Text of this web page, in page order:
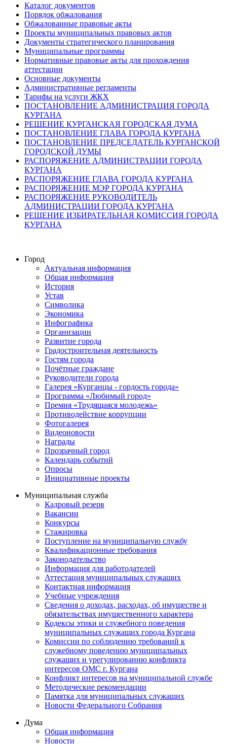
Каталог документов
Порядок обжалования
Обжалованные правовые акты
Проекты муниципальных правовых актов
Документы стратегического планирования
Муниципальные программы
Нормативные правовые акты для прохождения
аттестации
Основные документы
Административные регламенты
Тарифы на услуги ЖКХ
ПОСТАНОВЛЕНИЕ АДМИНИСТРАЦИЯ ГОРОДА
КУРГАНА
РЕШЕНИЕ КУРГАНСКАЯ ГОРОДСКАЯ ДУМА
ПОСТАНОВЛЕНИЕ ГЛАВА ГОРОДА КУРГАНА
ПОСТАНОВЛЕНИЕ ПРЕДСЕДАТЕЛЬ КУРГАНСКОЙ
ГОРОДСКОЙ ДУМЫ
РАСПОРЯЖЕНИЕ АДМИНИСТРАЦИИ ГОРОДА
КУРГАНА
РАСПОРЯЖЕНИЕ ГЛАВА ГОРОДА КУРГАНА
РАСПОРЯЖЕНИЕ МЭР ГОРОДА КУРГАНА
РАСПОРЯЖЕНИЕ РУКОВОДИТЕЛЬ
АДМИНИСТРАЦИИ ГОРОДА КУРГАНА
РЕШЕНИЕ ИЗБИРАТЕЛЬНАЯ КОМИССИЯ ГОРОДА
КУРГАНА
Город
Актуальная информация
Общая информация
История
Устав
Символика
Экономика
Инфографика
Организации
Развитие города
Градостроительная деятельность
Гостям города
Почётные граждане
Руководители города
Галерея «Курганцы - гордость города»
Программа «Любимый город»
Премия «Трудящаяся молодежь»
Противодействие коррупции
Фотогалерея
Видеоновости
Награды
Прозрачный город
Календарь событий
Опросы
Инициативные проекты
Муниципальная служба
Кадровый резерв
Вакансии
Конкурсы
Стажировка
Поступление на муниципальную службу
Квалификационные требования
Законодательство
Информация для работодателей
Аттестация муниципальных служащих
Контактная информация
Учебные учреждения
Сведения о доходах, расходах, об имуществе и
обязательствах имущественного характера
Кодексы этики и служебного поведения
муниципальных служащих города Кургана
Комиссии по соблюдению требований к
служебному поведению муниципальных
служащих и урегулированию конфликта
интересов ОМС г. Кургана
Конфликт интересов на муниципальной службе
Методические рекомендации
Памятка для муниципальных служащих
Новости Федерального Cобрания
Дума
Общая информация
Новости